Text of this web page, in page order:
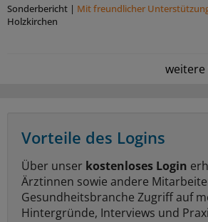
Sonderbericht | Mit freundlicher
Holzkirchen
Vorteile des Logins
Über unser kostenloses Login
Ärztinnen sowie andere
Gesundheitsbranche Zugriff auf
Hintergründe, Interviews und